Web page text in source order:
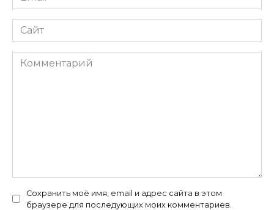
*
Сайт
Комментарий
Сохранить моё имя, email и адрес сайта в этом
браузере для последующих моих комментариев.